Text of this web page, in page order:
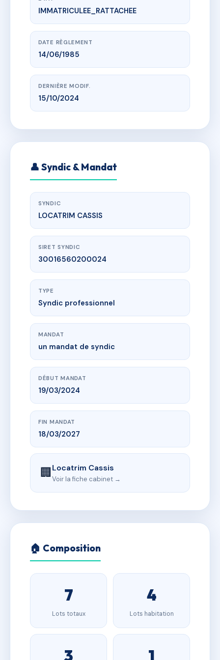
www.vme.plus/AD2168953
12 AVENUE AGOSTINI
12 AVENUE AGOSTINI
IMMATRICULEE_RATTACHEE
DATE RÈGLEMENT
14/06/1985
DERNIÈRE MODIF.
15/10/2024
👤 Syndic & Mandat
SYNDIC
LOCATRIM CASSIS
SIRET SYNDIC
30016560200024
TYPE
Syndic professionnel
MANDAT
un mandat de syndic
DÉBUT MANDAT
19/03/2024
FIN MANDAT
18/03/2027
🏢Locatrim Cassis
Voir la fiche cabinet →
🏠 Composition
7
Lots totaux
4
Lots habitation
3 1